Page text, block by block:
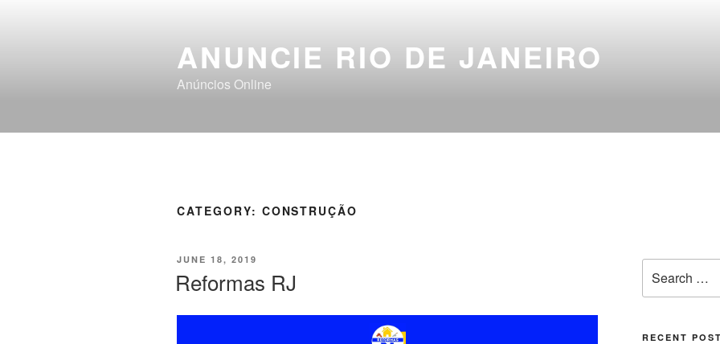
ANUNCIE RIO DE JANEIRO
Anúncios Online
CATEGORY: CONSTRUÇÃO
JUNE 18, 2019
Reformas RJ
RECENT